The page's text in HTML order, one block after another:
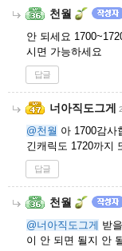
천월
안 되세요
시면 가능하세요
답글
너아직도그게
@천월 아 1700감사
긴캐릭도 1720까지
답글
천월
@너아직도그게 받
이 안 되면 될지 안